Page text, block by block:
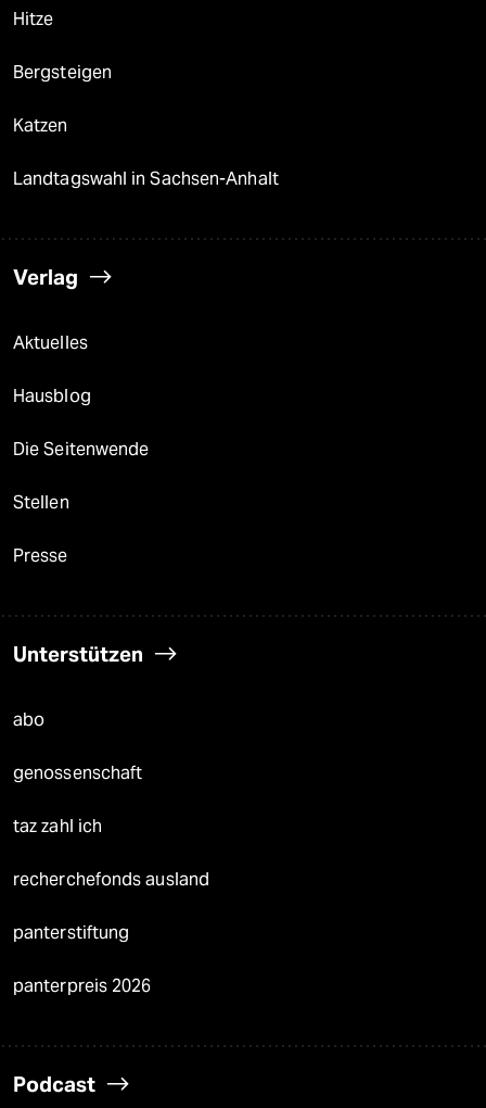
Hitze
Bergsteigen
Katzen
Landtagswahl in Sachsen-Anhalt
Verlag
Aktuelles
Hausblog
Die Seitenwende
Stellen
Presse
Unterstützen
abo
genossenschaft
taz zahl ich
recherchefonds ausland
panterstiftung
panterpreis 2026
Podcast